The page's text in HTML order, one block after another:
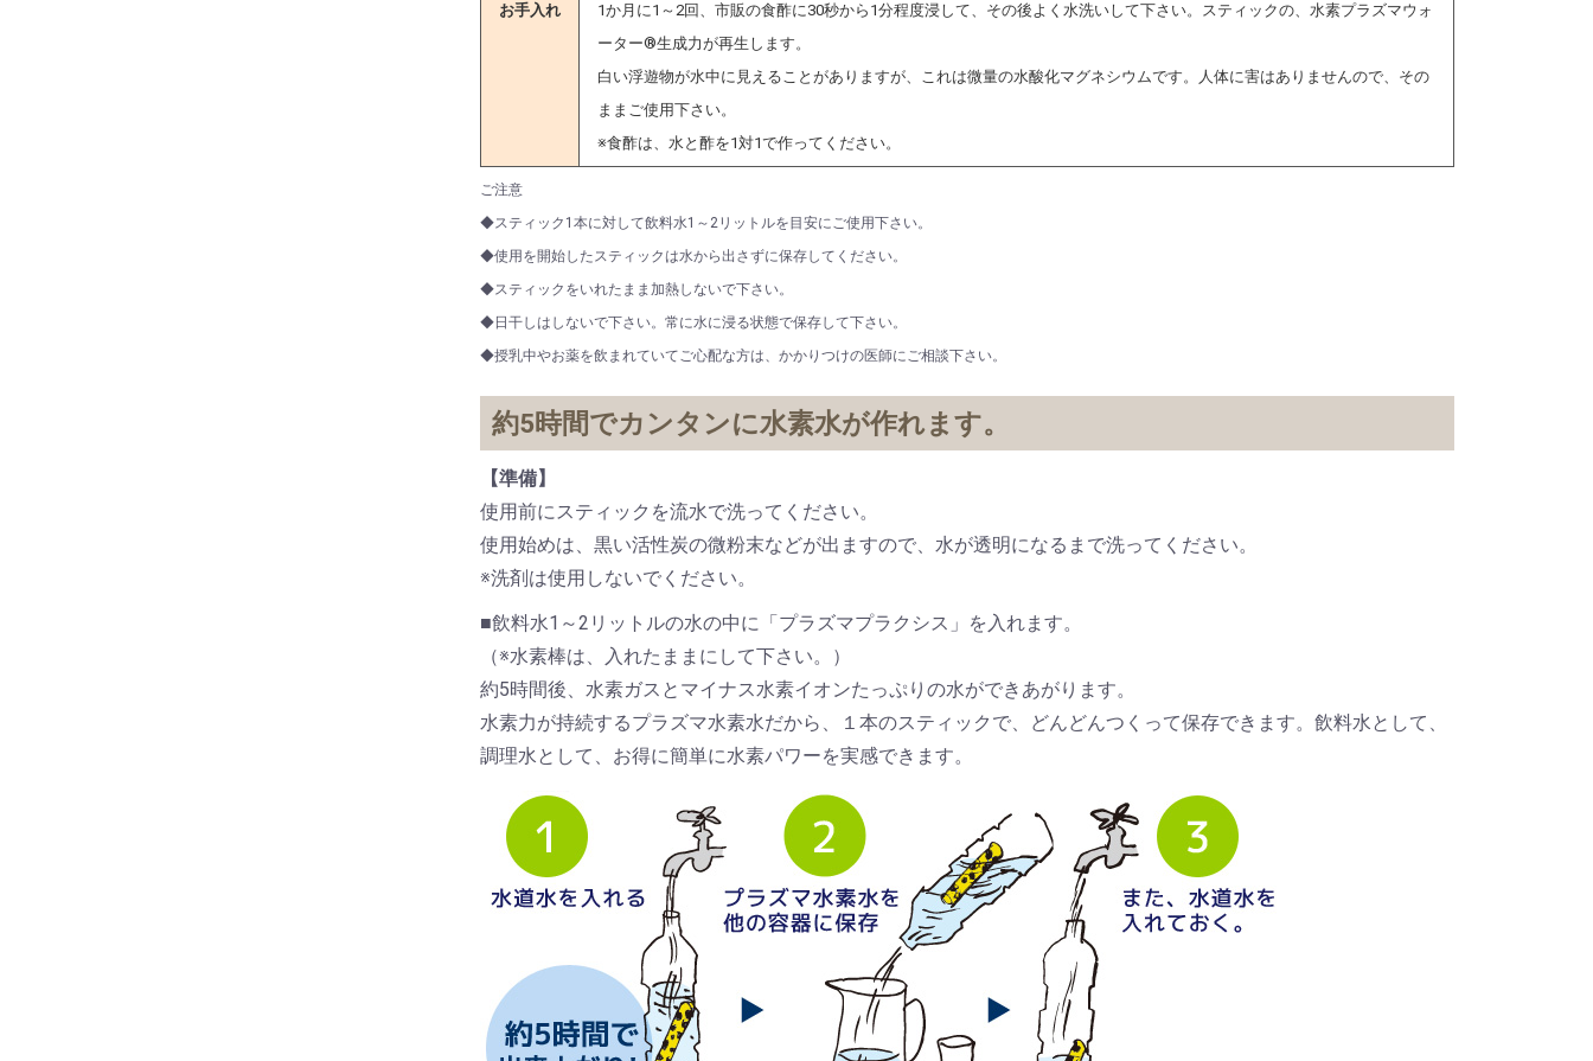
お手入れ
1か月に1～2回、市販の食酢に30秒から1分程度浸して、その後よく水洗いして下さい。スティックの、水素プラズマウォ
ーター®生成力が再生します。
白い浮遊物が水中に見えることがありますが、これは微量の水酸化マグネシウムです。人体に害はありませんので、その
ままご使用下さい。
※食酢は、水と酢を1対1で作ってください。
ご注意
◆スティック1本に対して飲料水1～2リットルを目安にご使用下さい。
◆使用を開始したスティックは水から出さずに保存してください。
◆スティックをいれたまま加熱しないで下さい。
◆日干しはしないで下さい。常に水に浸る状態で保存して下さい。
◆授乳中やお薬を飲まれていてご心配な方は、かかりつけの医師にご相談下さい。
約5時間でカンタンに水素水が作れます。
【準備】
使用前にスティックを流水で洗ってください。
使用始めは、黒い活性炭の微粉末などが出ますので、水が透明になるまで洗ってください。
※洗剤は使用しないでください。
■飲料水1～2リットルの水の中に「プラズマプラクシス」を入れます。
（※水素棒は、入れたままにして下さい。）
約5時間後、水素ガスとマイナス水素イオンたっぷりの水ができあがります。
水素力が持続するプラズマ水素水だから、１本のスティックで、どんどんつくって保存できます。飲料水として、
調理水として、お得に簡単に水素パワーを実感できます。